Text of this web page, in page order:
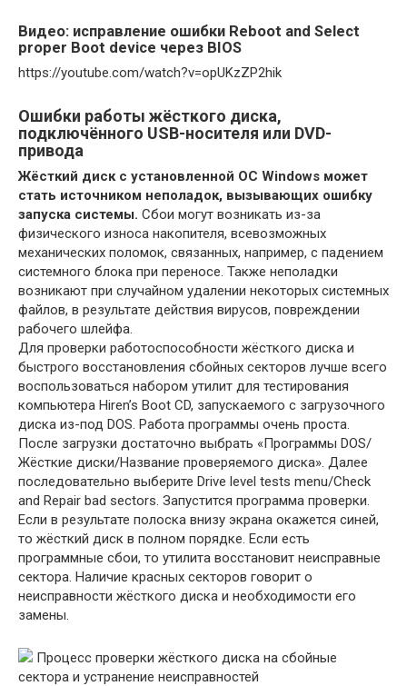
Видео: исправление ошибки Reboot and Select
proper Boot device через BIOS
https://youtube.com/watch?v=opUKzZP2hik
Ошибки работы жёсткого диска,
подключённого USB-носителя или DVD-
привода
Жёсткий диск с установленной ОС Windows может
стать источником неполадок, вызывающих ошибку
запуска системы. Сбои могут возникать из-за
физического износа накопителя, всевозможных
механических поломок, связанных, например, с падением
системного блока при переносе. Также неполадки
возникают при случайном удалении некоторых системных
файлов, в результате действия вирусов, повреждении
рабочего шлейфа.
Для проверки работоспособности жёсткого диска и
быстрого восстановления сбойных секторов лучше всего
воспользоваться набором утилит для тестирования
компьютера Hiren’s Boot CD, запускаемого с загрузочного
диска из-под DOS. Работа программы очень проста.
После загрузки достаточно выбрать «Программы DOS/
Жёсткие диски/Название проверяемого диска». Далее
последовательно выберите Drive level tests menu/Check
and Repair bad sectors. Запустится программа проверки.
Если в результате полоска внизу экрана окажется синей,
то жёсткий диск в полном порядке. Если есть
программные сбои, то утилита восстановит неисправные
сектора. Наличие красных секторов говорит о
неисправности жёсткого диска и необходимости его
замены.
Процесс проверки жёсткого диска на сбойные
сектора и устранение неисправностей